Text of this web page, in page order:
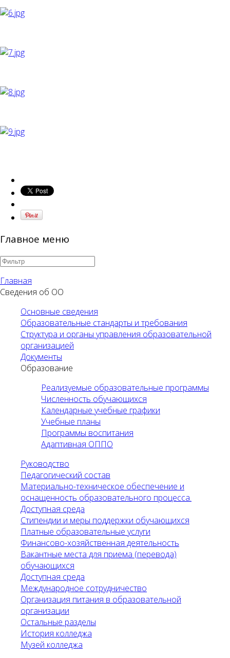
Главное меню
Главная
Сведения об ОО
Основные сведения
Образовательные стандарты и требования
Структура и органы управления образовательной
организацией
Документы
Образование
Реализуемые образовательные программы
Численность обучающихся
Календарные учебные графики
Учебные планы
Программы воспитания
Адаптивная ОППО
Руководство
Педагогический состав
Материально-техническое обеспечение и
оснащенность образовательного процесса.
Доступная среда
Стипендии и меры поддержки обучающихся
Платные образовательные услуги
Финансово-хозяйственная деятельность
Вакантные места для приема (перевода)
обучающихся
Доступная среда
Международное сотрудничество
Организация питания в образовательной
организации
Остальные разделы
История колледжа
Музей колледжа